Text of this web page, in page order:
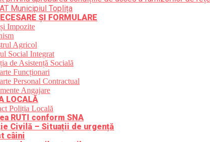
Municipiul Toplița
ȘI FORMULARE
Impozite
Agricol
Social Integrat
de Asistență Socială
Funcționari
Personal Contractual
Angajare
LOCALĂ
Poliția Locală
RUTI conform SNA
Civilă – Situații de urgență
câini